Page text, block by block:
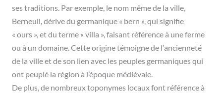
ses traditions. Par exemple, le nom même de la ville,
Berneuil, dérive du germanique « bern », qui signifie
« ours », et du terme « villa », faisant référence à une ferme
ou à un domaine. Cette origine témoigne de l’ancienneté
de la ville et de son lien avec les peuples germaniques qui
ont peuplé la région à l’époque médiévale.
De plus, de nombreux toponymes locaux font référence à